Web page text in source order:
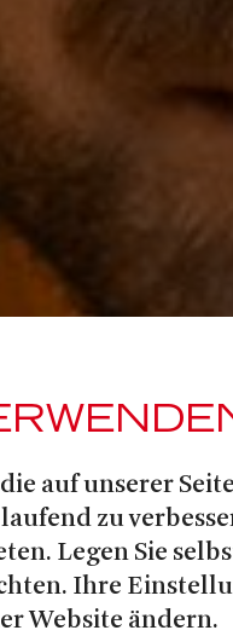
auf unserer
zu
Legen Sie
Ihre
Website ändern.